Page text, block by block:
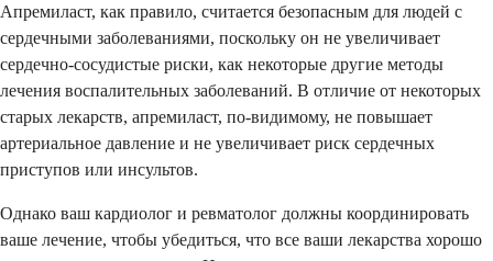
Апремиласт, как правило, считается безопасным для людей с
сердечными заболеваниями, поскольку он не увеличивает
сердечно-сосудистые риски, как некоторые другие методы
лечения воспалительных заболеваний. В отличие от некоторых
старых лекарств, апремиласт, по-видимому, не повышает
артериальное давление и не увеличивает риск сердечных
приступов или инсультов.
Однако ваш кардиолог и ревматолог должны координировать
ваше лечение, чтобы убедиться, что все ваши лекарства хорошо